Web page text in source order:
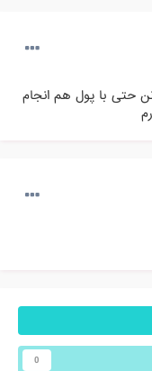
حتی با پول هم انجام